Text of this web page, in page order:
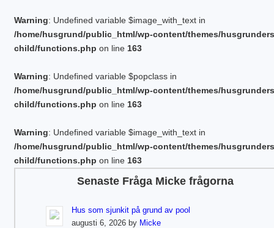
Warning: Undefined variable $image_with_text in
/home/husgrund/public_html/wp-content/themes/
child/functions.php on line 163
Warning: Undefined variable $popclass in
/home/husgrund/public_html/wp-content/themes/
child/functions.php on line 163
Warning: Undefined variable $image_with_text in
/home/husgrund/public_html/wp-content/themes/
child/functions.php on line 163
Senaste Fråga Micke frågorna
Hus som sjunkit på grund av pool
augusti 6, 2026 by Micke